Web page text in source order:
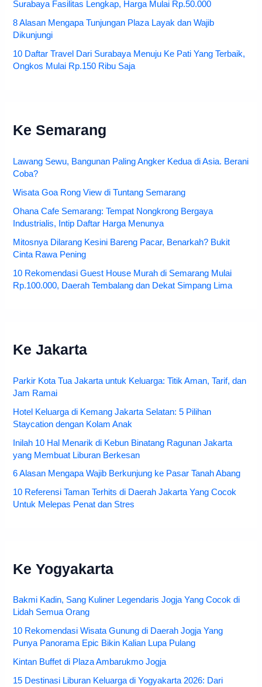
Surabaya Fasilitas Lengkap, Harga Mulai Rp.50.000
8 Alasan Mengapa Tunjungan Plaza Layak dan Wajib
Dikunjungi
10 Daftar Travel Dari Surabaya Menuju Ke Pati Yang Terbaik,
Ongkos Mulai Rp.150 Ribu Saja
Ke Semarang
Lawang Sewu, Bangunan Paling Angker Kedua di Asia. Berani
Coba?
Wisata Goa Rong View di Tuntang Semarang
Ohana Cafe Semarang: Tempat Nongkrong Bergaya
Industrialis, Intip Daftar Harga Menunya
Mitosnya Dilarang Kesini Bareng Pacar, Benarkah? Bukit
Cinta Rawa Pening
10 Rekomendasi Guest House Murah di Semarang Mulai
Rp.100.000, Daerah Tembalang dan Dekat Simpang Lima
Ke Jakarta
Parkir Kota Tua Jakarta untuk Keluarga: Titik Aman, Tarif, dan
Jam Ramai
Hotel Keluarga di Kemang Jakarta Selatan: 5 Pilihan
Staycation dengan Kolam Anak
Inilah 10 Hal Menarik di Kebun Binatang Ragunan Jakarta
yang Membuat Liburan Berkesan
6 Alasan Mengapa Wajib Berkunjung ke Pasar Tanah Abang
10 Referensi Taman Terhits di Daerah Jakarta Yang Cocok
Untuk Melepas Penat dan Stres
Ke Yogyakarta
Bakmi Kadin, Sang Kuliner Legendaris Jogja Yang Cocok di
Lidah Semua Orang
10 Rekomendasi Wisata Gunung di Daerah Jogja Yang
Punya Panorama Epic Bikin Kalian Lupa Pulang
Kintan Buffet di Plaza Ambarukmo Jogja
15 Destinasi Liburan Keluarga di Yogyakarta 2026: Dari